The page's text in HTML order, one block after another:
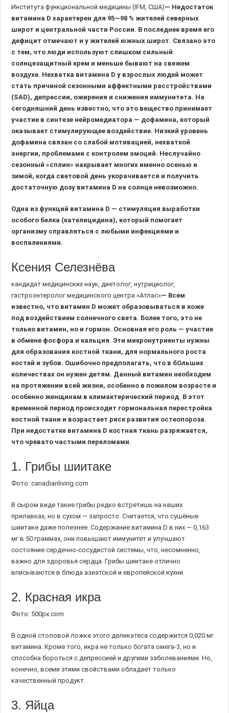
Института функциональной медицины (IFM, США)— Недостаток
витамина D характерен для 95—98 % жителей северных
широт и центральной части России. В последнее время его
дефицит отмечают и у жителей южных широт. Связано это
с тем, что люди используют слишком сильный
солнцезащитный крем и меньше бывают на свежем
воздухе. Нехватка витамина D у взрослых людей может
стать причиной сезонными аффектными расстройствами
(SAD), депрессии, ожирения и снижения иммунитета. На
сегодняшний день известно, что это вещество принимает
участие в синтезе нейромедиатора — дофамина, который
оказывает стимулирующее воздействие. Низкий уровень
дофамина связан со слабой мотивацией, нехваткой
энергии, проблемами с контролем эмоций. Неслучайно
сезонный «сплин» накрывает многих именно осенью и
зимой, когда световой день укорачивается и получить
достаточную дозу витамина D на солнце невозможно.
Одна из функций витамина D — стимуляция выработки
особого белка (кателицидина), который помогает
организму справляться с любыми инфекциями и
воспалениями.
Ксения Селезнёва
кандидат медицинских наук, диетолог, нутрициолог,
гастроэнтеролог медицинского центра «Атлас»— Всем
известно, что витамин D может образовываться в коже
под воздействием солнечного света. Более того, это не
только витамин, но и гормон. Основная его роль — участие
в обмене фосфора и кальция. Эти микронутриенты нужны
для образования костной ткани, для нормального роста
костей и зубов. Ошибочно предполагать, что в бОльших
количествах он нужен детям. Данный витамин необходим
на протяжении всей жизни, особенно в пожилом возрасте и
особенно женщинам в климактерический период. В этот
временной период происходит гормональная перестройка
костной ткани и возрастает риск развития остеопороза.
При недостатке витамина D костная ткань разряжается,
что чревато частыми переломами.
1. Грибы шиитаке
Фото: canadianliving.com
В сыром виде такие грибы редко встретишь на наших
прилавках, но в сухом — запросто. Считается, что сушёные
шиитаке даже полезнее. Содержание витамина D в них — 0,163
мг в 50 граммах, они повышают иммунитет и улучшают
состояние сердечно-сосудистой системы, что, несомненно,
важно для здоровья сердца. Грибы шиитаке отлично
вписываются в блюда азиатской и европейской кухни.
2. Красная икра
Фото: 500px.com
В одной столовой ложке этого деликатеса содержится 0,020 мг
витамина. Кроме того, икра не только богата омега-3, но и
способна бороться с депрессией и другими заболеваниями. Но,
конечно, всеми этими свойствами обладает только
качественный продукт.
3. Яйца